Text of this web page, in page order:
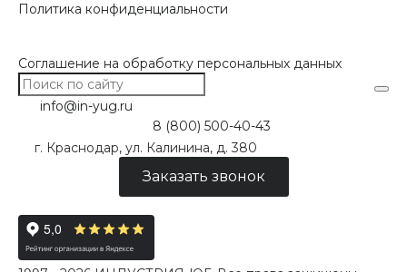
Политика конфиденциальности
Соглашение на обработку персональных данных
info@in-yug.ru
8 (800) 500-40-43
г. Краснодар, ул. Калинина, д. 380
Заказать звонок